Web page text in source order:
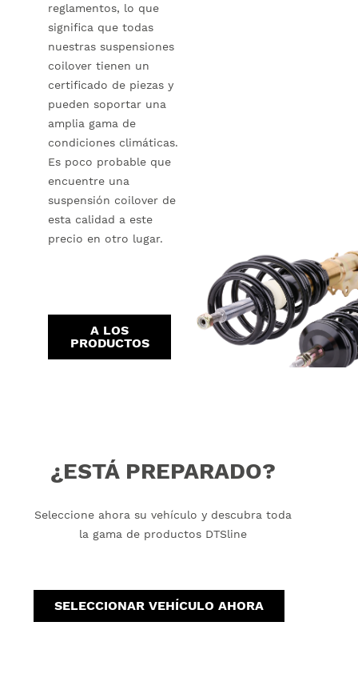
reglamentos, lo que
significa que todas
nuestras suspensiones
coilover tienen un
certificado de piezas y
pueden soportar una
amplia gama de
condiciones climáticas.
Es poco probable que
encuentre una
suspensión coilover de
esta calidad a este
precio en otro lugar.
A LOS
PRODUCTOS
¿ESTÁ PREPARADO?
Seleccione ahora su vehículo y descubra toda
la gama de productos DTSline
SELECCIONAR VEHÍCULO AHORA